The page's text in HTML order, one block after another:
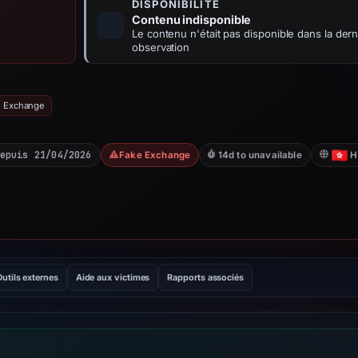
DISPONIBILITÉ
Contenu indisponible
Le contenu n'était pas disponible dans la
observation
Exchange
21/04/2026 Fake Exchange 14d to unavailable
externes Aide aux victimes Rapports associés